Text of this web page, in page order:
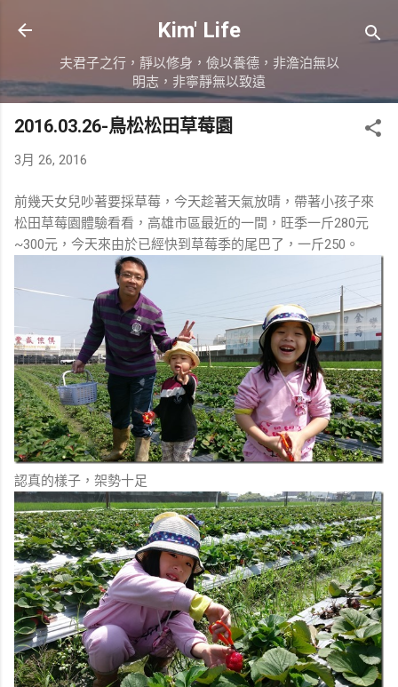
跳到主要內容
Kim' Life
夫君子之行，靜以修身，儉以養德，非澹泊無以
明志，非寧靜無以致遠
2016.03.26-鳥松松田草莓園
3月 26, 2016
前幾天女兒吵著要採草莓，今天趁著天氣放晴，帶著小孩子來
松田草莓園體驗看看，高雄市區最近的一間，旺季一斤280元
~300元，今天來由於已經快到草莓季的尾巴了，一斤250。
認真的樣子，架勢十足